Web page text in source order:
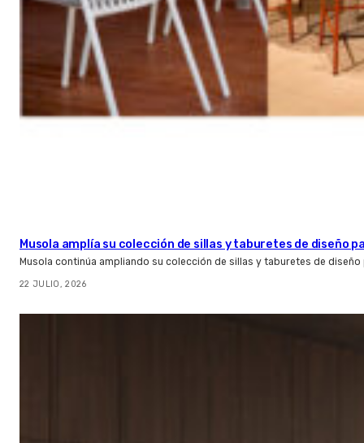
Musola amplía su colección de sillas y taburetes de diseño
Musola continúa ampliando su colección de sillas y taburetes de
22 JULIO, 2026